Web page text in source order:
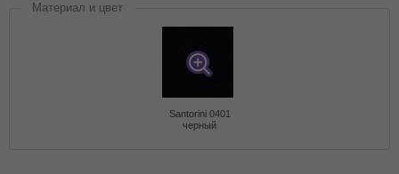
Материал и цвет
Santorini 0401
черный